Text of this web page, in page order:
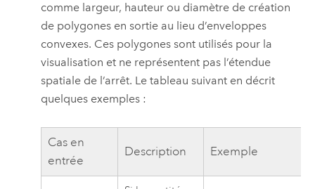
comme largeur, hauteur ou diamètre de création
de polygones en sortie au lieu d’enveloppes
convexes. Ces polygones sont utilisés pour la
visualisation et ne représentent pas l’étendue
spatiale de l’arrêt. Le tableau suivant en décrit
quelques exemples :
Cas en
entrée
Description Exemple